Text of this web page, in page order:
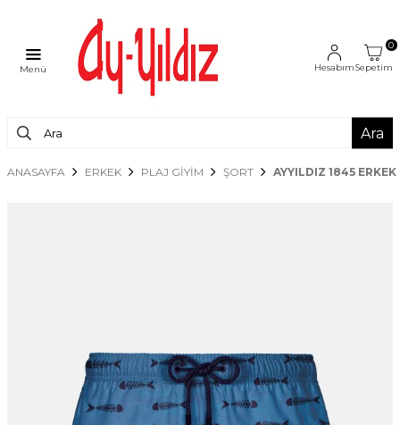
Menü Hesabım
0
Sepetim
Ara
ANASAYFA ERKEK PLAJ GİYİM ŞORT AYYILDIZ 1845